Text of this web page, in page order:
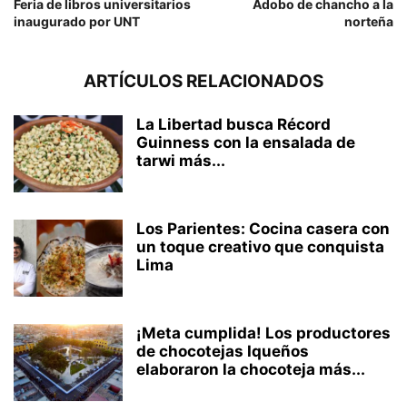
Feria de libros universitarios
inaugurado por UNT
Adobo de chancho a la
norteña
ARTÍCULOS RELACIONADOS
La Libertad busca Récord
Guinness con la ensalada de
tarwi más...
Los Parientes: Cocina casera con
un toque creativo que conquista
Lima
¡Meta cumplida! Los productores
de chocotejas Iqueños
elaboraron la chocoteja más...